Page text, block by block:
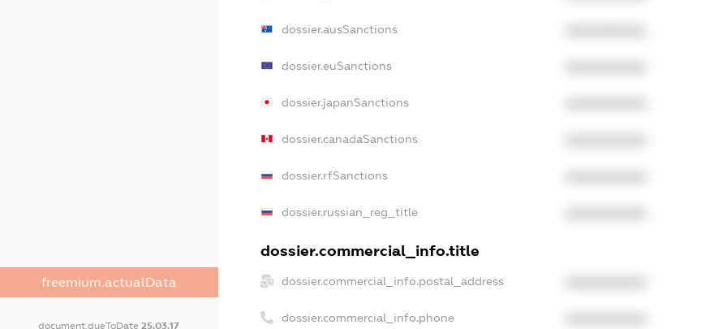
freemium.actualData
document.dueToDate25.03.17
dossier.ausSanctions
dossier.euSanctions
dossier.japanSanctions
dossier.canadaSanctions
dossier.rfSanctions
dossier.russian_reg_title
dossier.commercial_info.title
dossier.commercial_info.postal_address
dossier.commercial_info.phone